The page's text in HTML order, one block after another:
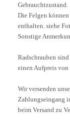
Gebrauchtzustand.
Die Felgen können
enthalten. siehe
Sonstige
Radschrauben
einen Aufpreis
Wir versenden
Zahlungseingang
beim Versand zu